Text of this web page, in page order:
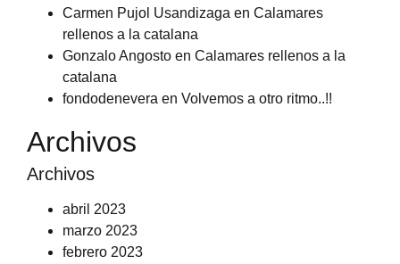
Carmen Pujol Usandizaga en Calamares
rellenos a la catalana
Gonzalo Angosto en Calamares rellenos a la
catalana
fondodenevera en Volvemos a otro ritmo..!!
Archivos
Archivos
abril 2023
marzo 2023
febrero 2023